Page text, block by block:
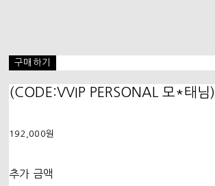
구매하기
(CODE:VVIP PERSONAL 모*태님)
192,000원
추가 금액